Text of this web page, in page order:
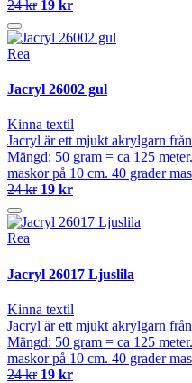
24 kr 19 kr
Rea
Jacryl 26002 gul
Kinna textil
Jacryl är ett mjukt akrylgarn
Mängd: 50 gram = ca 125
maskor på 10 cm. 40 grader
24 kr 19 kr
Rea
Jacryl 26017 Ljuslila
Kinna textil
Jacryl är ett mjukt akrylgarn
Mängd: 50 gram = ca 125
maskor på 10 cm. 40 grader
24 kr 19 kr